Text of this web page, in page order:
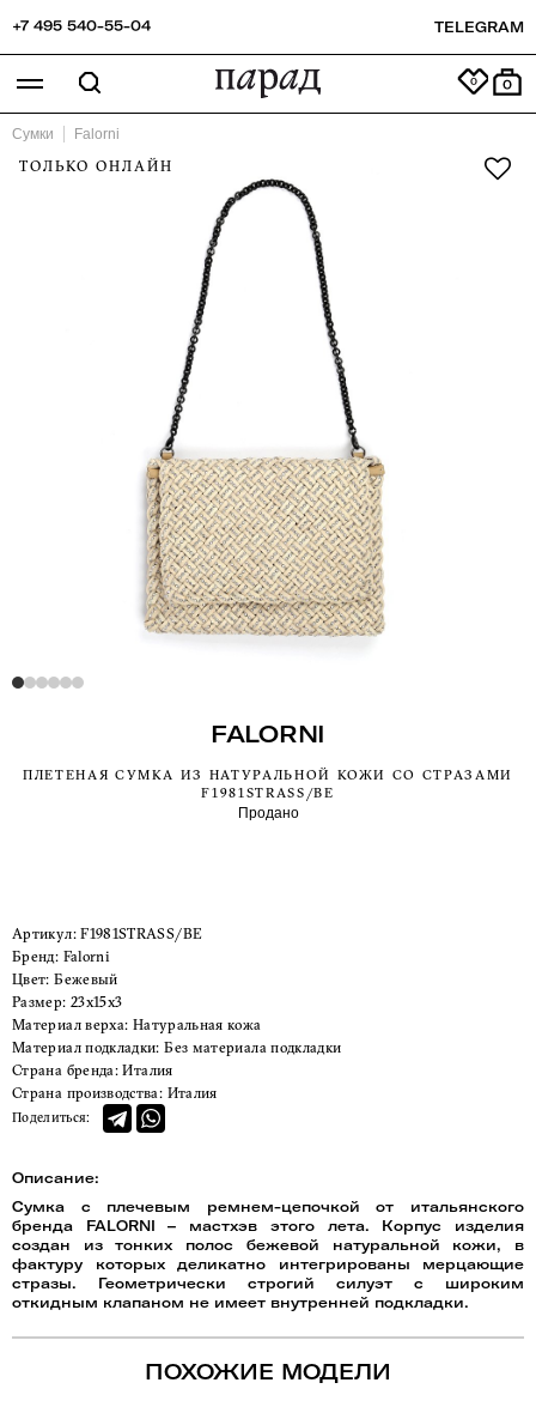
+7 495 540-55-04 TELEGRAM
0
Сумки Falorni
ТОЛЬКО ОНЛАЙН
FALORNI
ПЛЕТЕНАЯ СУМКА ИЗ НАТУРАЛЬНОЙ КОЖИ СО СТРАЗАМИ
F1981STRASS/BE
Продано
Артикул:F1981STRASS/BE
Бренд:
Falorni
Цвет:
Бежевый
Размер: 23x15x3
Материал верха: Натуральная кожа
Материал подкладки: Без материала подкладки
Страна бренда: Италия
Страна производства: Италия
Поделиться:
Описание:
Сумка с плечевым ремнем-цепочкой от итальянского
бренда FALORNI – мастхэв этого лета. Корпус изделия
создан из тонких полос бежевой натуральной кожи, в
фактуру которых деликатно интегрированы мерцающие
стразы. Геометрически строгий силуэт с широким
откидным клапаном не имеет внутренней подкладки.
ПОХОЖИЕ МОДЕЛИ